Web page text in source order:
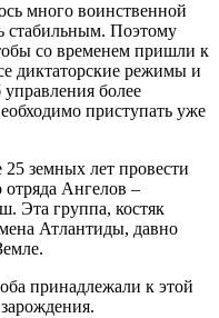
много воинственной
стабильным. Поэтому
со временем пришли к
диктаторские режимы и
более
приступать уже
25 земных лет провести
отряда Ангелов –
Эта группа, костяк
Атлантиды, давно
принадлежали к этой